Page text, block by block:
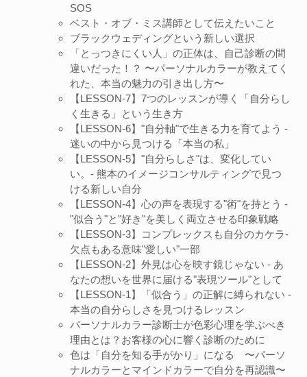
SOS
ベスト・オブ・ミス講師として伝えたいこと
ブラックウェディングという新しい選択
「とっつきにくい人」の正体は、自己診断の間
違いだった！？ 〜パーソナルカラーが教えてく
れた、本当の魅力の引き出し方〜
【LESSON-7】7つのレッスンが導く「自分らし
く生きる」という生き方
【LESSON-6】"自分軸"で生きる力を育てよう -
迷いの中から見つける「本当の私」
【LESSON-5】"自分らしさ"は、変化してい
い。- 熊本のイメージコンサルティングで見つ
ける新しい自分
【LESSON-4】心の声を表現する"術"を持とう -
"似合う"と"好き"を美しく両立させる印象戦略
【LESSON-3】コンプレックスも自分のカケラ-
欠点もある意味"愛しい"一部
【LESSON-2】外見は心を映す鏡じゃない - あ
なたの想いを世界に届ける"表現ツール"として
【LESSON-1】「似合う」の正解に縛られない -
本当の自分らしさを見つけるレッスン
パーソナルカラー診断士が色彩心理を学ぶべき
理由とは？お客様の心に響く診断のために
色は「自分を知る手がかり」になる 〜パーソ
ナルカラーとマインドカラーで自分を再認識〜